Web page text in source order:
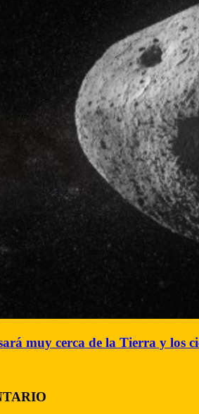
muy cerca de la Tierra y los